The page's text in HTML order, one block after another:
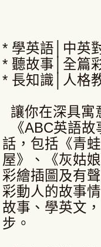
* 學英語│中英
* 聽故事│全篇
* 長知識│人格
讓你在深具寓
《ABC英語
話，包括《青
屋》、《灰姑
彩繪插圖及有
彩動人的故事
故事、學英文
步。